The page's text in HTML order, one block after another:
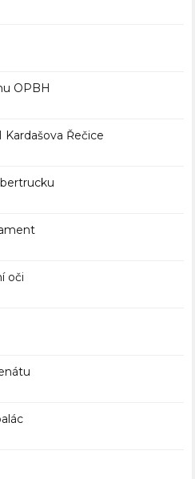
OPBH
Řečice
oči